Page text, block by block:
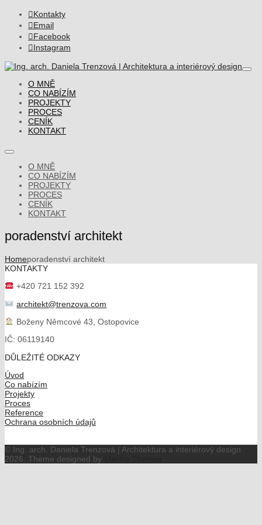
Kontakty
Email
Facebook
Instagram
O MNĚ
CO NABÍZÍM
PROJEKTY
PROCES
CENÍK
KONTAKT
O MNĚ
CO NABÍZÍM
PROJEKTY
PROCES
CENÍK
KONTAKT
poradenství architekt
Homeporadenství architekt
KONTAKTY
+420 721 152 392
architekt@trenzova.com
Boženy Němcové 43, Ostopovice
IČ: 06119140
DŮLEŽITÉ ODKAZY
Úvod
Co nabízím
Projekty
Proces
Reference
Ochrana osobních údajů
© Ing. arch. Daniela Trenzová | Architektura a interiérový design
2026. Theme designed by